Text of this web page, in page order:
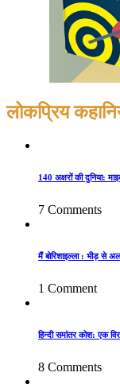
लोकप्रिय
140 अक्षरों की दुनिया:
7 Comments
मैं बोरिशाइल्ला : भीड़ से
1 Comment
हिन्दी समांतर कोश: एक
8 Comments